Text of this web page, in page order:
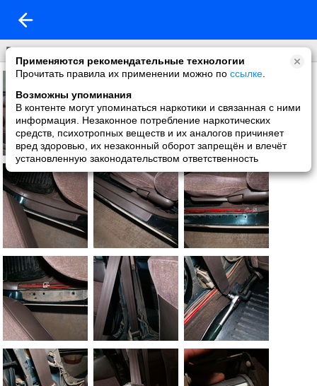
Применяются рекомендательные технологии
Прочитать правила их применении можно по ссылке
Возможны упоминания
В контенте могут упоминаться наркотики и связанная с ними
информация. Незаконное потребление наркотических
средств, психотропных веществ и их аналогов причиняет
вред здоровью, их незаконный оборот запрещён и влечёт
установленную законодательством ответственность
Ремень